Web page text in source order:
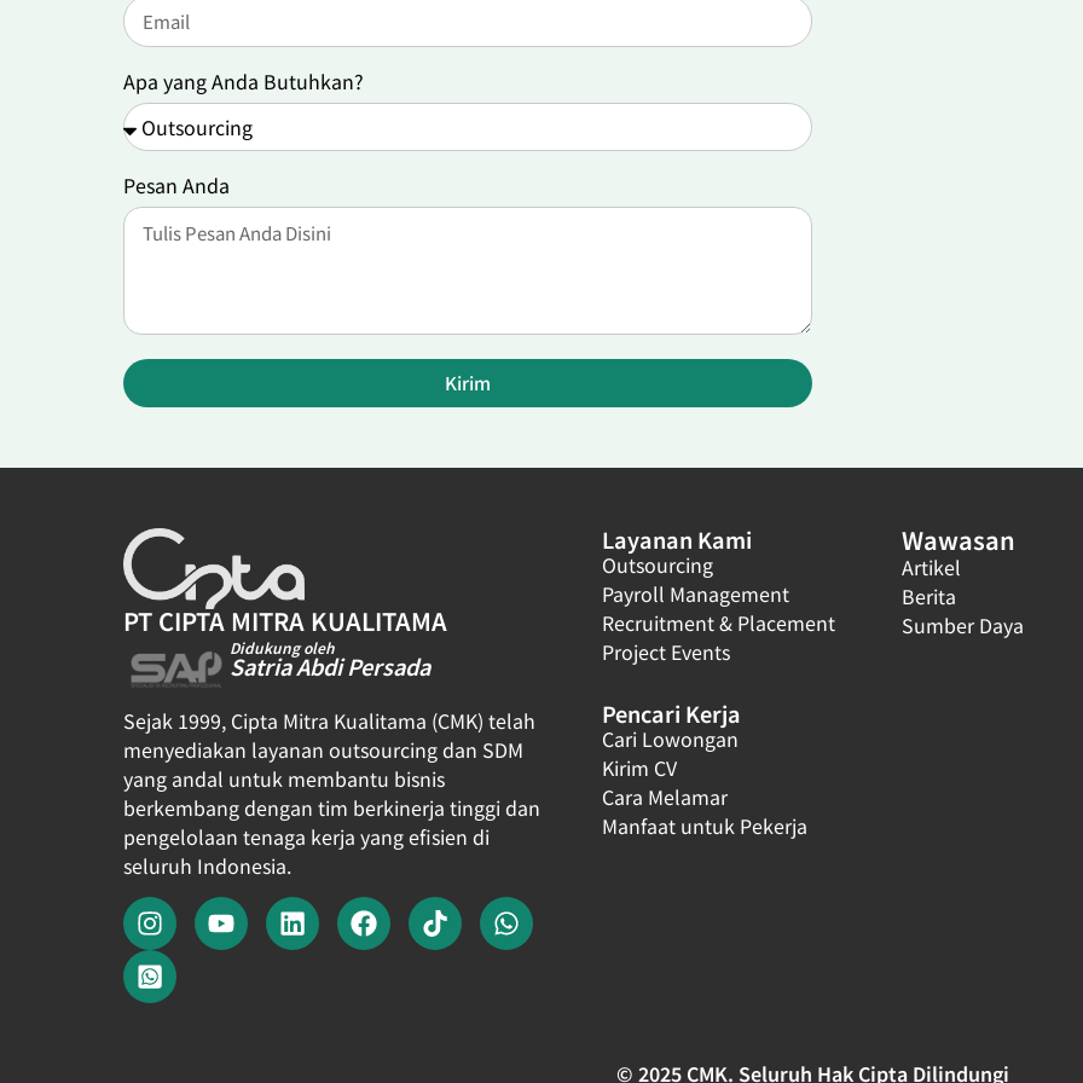
Apa yang Anda Butuhkan?
Pesan Anda
Kirim
PT CIPTA MITRA KUALITAMA
Didukung oleh
Satria Abdi Persada
Sejak 1999, Cipta Mitra Kualitama (CMK) telah
menyediakan layanan outsourcing dan SDM
yang andal untuk membantu bisnis
berkembang dengan tim berkinerja tinggi dan
pengelolaan tenaga kerja yang efisien di
seluruh Indonesia.
Layanan Kami
Outsourcing
Payroll Management
Recruitment & Placement
Project Events
Pencari Kerja
Cari Lowongan
Kirim CV
Cara Melamar
Manfaat untuk Pekerja
Wawasan
Artikel
Berita
Sumber Daya
© 2025 CMK. Seluruh Hak Cipta Dilindungi